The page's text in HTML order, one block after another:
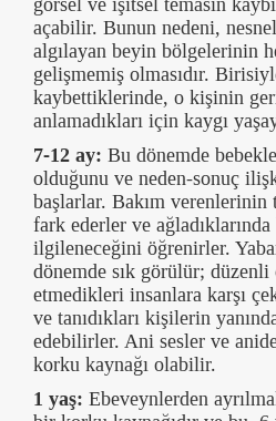
açabilir. Bunun nedeni,
algılayan beyin bölgelerinin
gelişmemiş olmasıdır.
kaybettiklerinde, o kişinin
anlamadıkları için kaygı
7-12 ay: Bu dönemde
olduğunu ve neden-sonuç
başlarlar. Bakım
fark ederler ve
ilgileneceğini öğrenirler.
dönemde sık görülür; düzenli
etmedikleri insanlara karşı
ve tanıdıkları kişilerin
edebilirler. Ani sesler ve
korku kaynağı olabilir.
1 yaş: Ebeveynlerden